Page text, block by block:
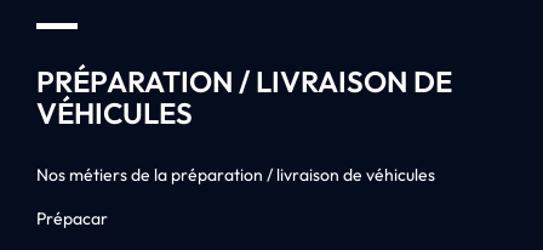
PRÉPARATION / LIVRAISON DE
VÉHICULES
Nos métiers de la préparation / livraison de véhicules
Prépacar